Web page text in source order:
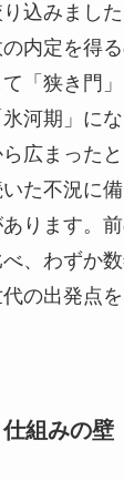
込みまし
の内定を得
「狭き門
河期」に
広まった
た不況に
ります。
、わずか
の出発点
組みの壁